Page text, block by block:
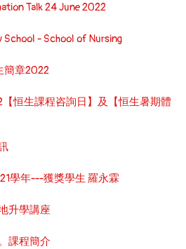
Talk 24 June 2022
- School of Nursing
簡章2022
恒生課程咨詢日】及【恒生暑期體
學年---獲獎學生 羅永霖
升學講座
課程簡介